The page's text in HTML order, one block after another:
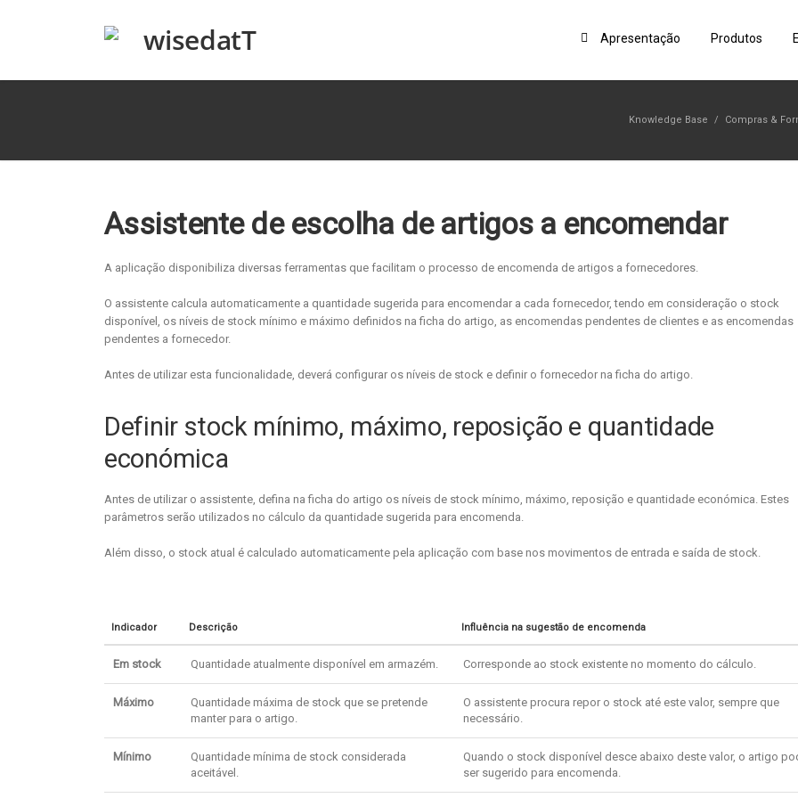
Apresentação Produtos
Knowledge Base / Compras &
Assistente de escolha de artigos a encomendar
A aplicação disponibiliza diversas ferramentas que facilitam o processo de encomenda de artigos a fornecedores.
O assistente calcula automaticamente a quantidade sugerida para encomendar a cada fornecedor, tendo em consideração o stock
disponível, os níveis de stock mínimo e máximo definidos na ficha do artigo, as encomendas pendentes de clientes e as encomendas
pendentes a fornecedor.
Antes de utilizar esta funcionalidade, deverá configurar os níveis de stock e definir o fornecedor na ficha do artigo.
Definir stock mínimo, máximo, reposição e quantidade
económica
Antes de utilizar o assistente, defina na ficha do artigo os níveis de stock mínimo, máximo, reposição e quantidade económica. Estes
parâmetros serão utilizados no cálculo da quantidade sugerida para encomenda.
Além disso, o stock atual é calculado automaticamente pela aplicação com base nos movimentos de entrada e saída de stock.
Indicador Descrição Influência na sugestão de encomenda
Em stock Quantidade atualmente disponível em armazém. Corresponde ao stock existente no momento do cálculo.
Máximo
Quantidade máxima de stock que se pretende
manter para o artigo.
O assistente procura repor o stock até este valor, sempre que
necessário.
Mínimo
Quantidade mínima de stock considerada
aceitável.
Quando o stock disponível desce abaixo deste valor, o artigo
ser sugerido para encomenda.